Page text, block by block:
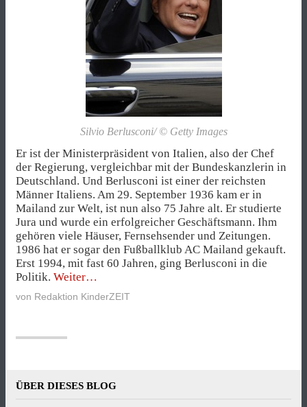
Silvio Berlusconi/ © Getty Images
Er ist der Ministerpräsident von Italien, also der Chef
der Regierung, vergleichbar mit der Bundeskanzlerin in
Deutschland. Und Berlusconi ist einer der reichsten
Männer Italiens. Am 29. September 1936 kam er in
Mailand zur Welt, ist nun also 75 Jahre alt. Er studierte
Jura und wurde ein erfolgreicher Geschäftsmann. Ihm
gehören viele Häuser, Fernsehsender und Zeitungen.
1986 hat er sogar den Fußballklub AC Mailand gekauft.
Erst 1994, mit fast 60 Jahren, ging Berlusconi in die
Politik. Weiter„Wer
ist
eigentlich
von Redaktion KinderZEIT
ÜBER DIESES BLOG